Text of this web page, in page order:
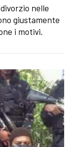
nelle
giustamente
i motivi.